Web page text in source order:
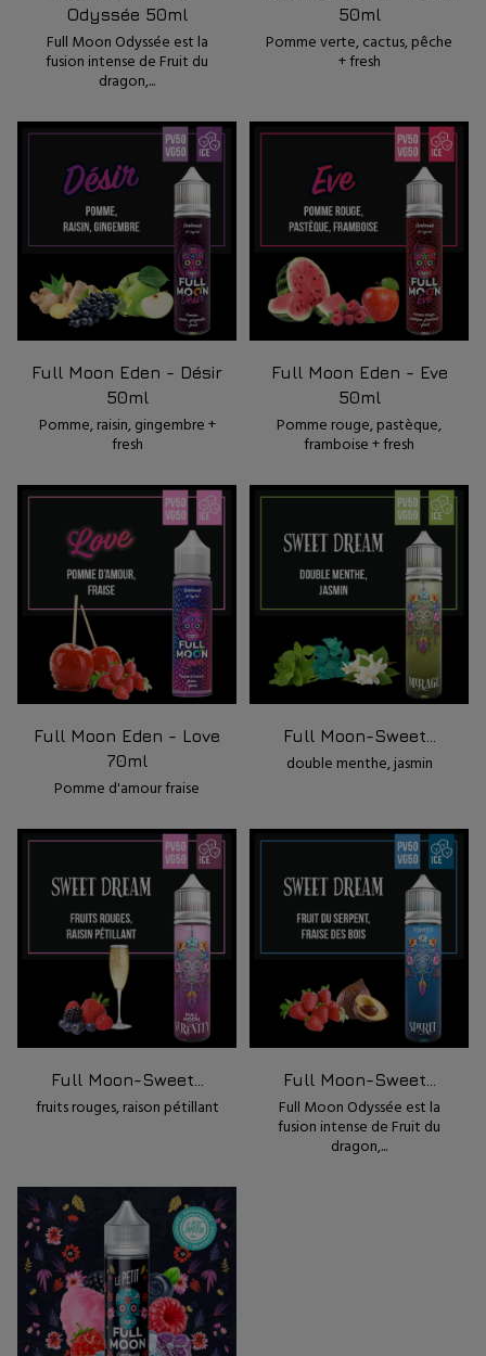
Odyssée 50ml
Full Moon Odyssée est la
fusion intense de Fruit du
dragon,...
50ml
Pomme verte, cactus, pêche
+ fresh
Full Moon Eden - Désir
50ml
Pomme, raisin, gingembre +
fresh
Full Moon Eden - Eve
50ml
Pomme rouge, pastèque,
framboise + fresh
Full Moon Eden - Love
70ml
Pomme d'amour fraise
Full Moon-Sweet...
double menthe, jasmin
Full Moon-Sweet...
fruits rouges, raison pétillant
Full Moon-Sweet...
Full Moon Odyssée est la
fusion intense de Fruit du
dragon,...